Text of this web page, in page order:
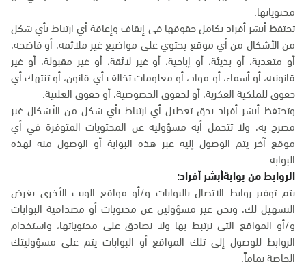
محتوياتها.
تحتفظ أبشر أفراد بكامل حقوقها في إيقاف وإعاقة أي ارتباط بأي شكل
من الأشكال من أي موقع يحتوي على مواضيع غير ملائمة، أو فاضحة،
أو متعدية، أو بذيئة، أو إباحية، أو غير لائقة، أو غير مقبولة، أو غير
قانونية، أو أسماء، أو مواد، أو معلومات تخالف أي قانون، أو تنتهك أي
حقوق للملكية الفكرية، أو لحقوق الخصوصية، أو حقوق العلنية.
وتحتفظ أبشر أفراد بحق تعطيل أي ارتباط بأي شكل من الأشكال غير
مصرح به، ولا تتحمل أية مسؤولية عن المحتويات المتوفرة في أي
موقع آخر يتم الوصول إليه عبر هذه البوابة أو الوصول منه لهذه
البوابة.
الروابط من بوابةأبشر أفراد:
يتم توفير روابط الاتصال بالبوابات و/أو مواقع الويب الأخرى بغرض
التسهيل لك، ونحن غير مسؤولين عن محتويات أو مصداقية البوابات
و/أو المواقع التي نرتبط بها ولا نصادق على محتوياتها، واستخدام
الروابط للوصول إلى تلك المواقع أو البوابات يتم على مسؤوليتك
الخاصة تماماً.